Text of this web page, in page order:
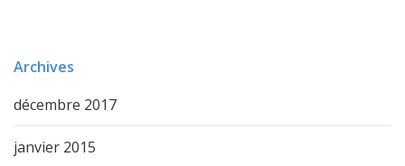
Archives
décembre 2017
janvier 2015